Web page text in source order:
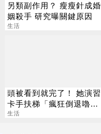
另類副作用？ 瘦瘦針成婚
姻殺手 研究曝關鍵原因
生活
頭被看到就完了！ 她演習
卡手扶梯「瘋狂倒退嚕」
網笑：15萬的壓力
生活